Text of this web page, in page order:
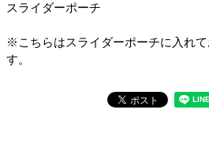
スライダーポーチ
※こちらはスライダーポーチに入れ
す。